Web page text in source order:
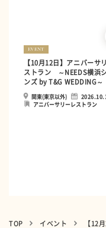
EVENT
【10月12日】アニバーサ
ストラン ～NEEDS横浜
ンズ by T&G WEDDING～
関東(東京以外)
アニバーサリーレストラン
TOP イベント 【12月